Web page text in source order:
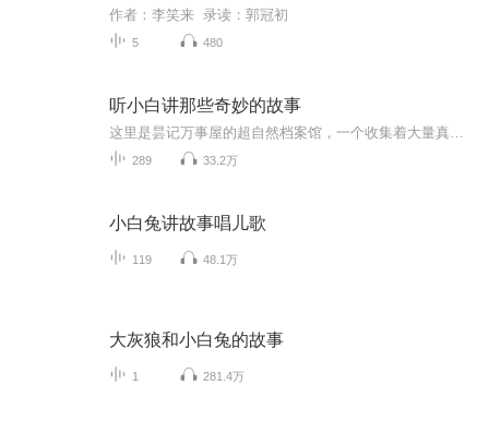
作者：李笑来 录读：郭冠初
5 480
听小白讲那些奇妙的故事
289 33.2万
小白兔讲故事唱儿歌
119 48.1万
大灰狼和小白兔的故事
1 281.4万